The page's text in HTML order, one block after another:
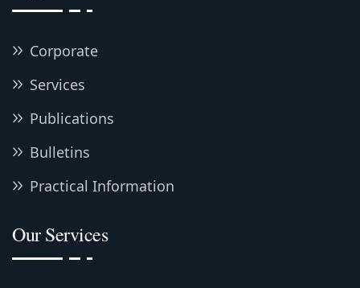
Corporate
Services
Publications
Bulletins
Practical Information
Our Services